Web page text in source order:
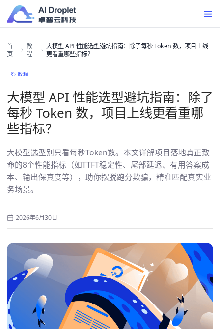
首
页
教
程
大模型 API 性能选型避坑指南：除了每秒 Token 数，项目上线
更看重哪些指标？
教程
大模型 API 性能选型避坑指南：除了
每秒 Token 数，项目上线更看重哪
些指标？
大模型选型别只看每秒Token数。本文详解项目落地真正致
命的8个性能指标（如TTFT稳定性、尾部延迟、有用答案成
本、输出保真度等），助你摆脱跑分欺骗，精准匹配真实业
务场景。
2026年6月30日